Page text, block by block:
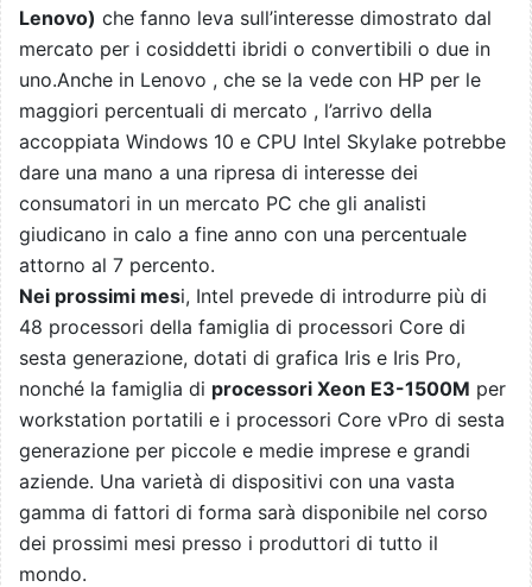
Lenovo) che fanno leva sull’interesse dimostrato dal
mercato per i cosiddetti ibridi o convertibili o due in
uno.Anche in Lenovo , che se la vede con HP per le
maggiori percentuali di mercato , l’arrivo della
accoppiata Windows 10 e CPU Intel Skylake potrebbe
dare una mano a una ripresa di interesse dei
consumatori in un mercato PC che gli analisti
giudicano in calo a fine anno con una percentuale
attorno al 7 percento.
Nei prossimi mesi, Intel prevede di introdurre più di
48 processori della famiglia di processori Core di
sesta generazione, dotati di grafica Iris e Iris Pro,
nonché la famiglia di processori Xeon E3-1500M per
workstation portatili e i processori Core vPro di sesta
generazione per piccole e medie imprese e grandi
aziende. Una varietà di dispositivi con una vasta
gamma di fattori di forma sarà disponibile nel corso
dei prossimi mesi presso i produttori di tutto il
mondo.